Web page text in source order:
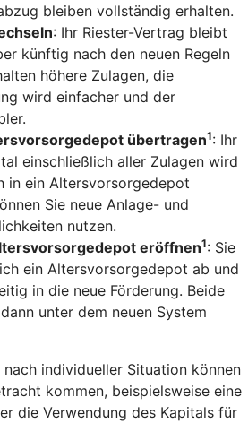
bleiben vollständig erhalten.
: Ihr Riester-Vertrag bleibt
künftig nach den neuen Regeln
höhere Zulagen, die
wird einfacher und der
übertragen1: Ihr
einschließlich aller Zulagen wird
in ein Altersvorsorgedepot
Sie neue Anlage- und
nutzen.
eröffnen1: Sie
ein Altersvorsorgedepot ab und
in die neue Förderung. Beide
unter dem neuen System
nach individueller Situation können
kommen, beispielsweise eine
die Verwendung des Kapitals für